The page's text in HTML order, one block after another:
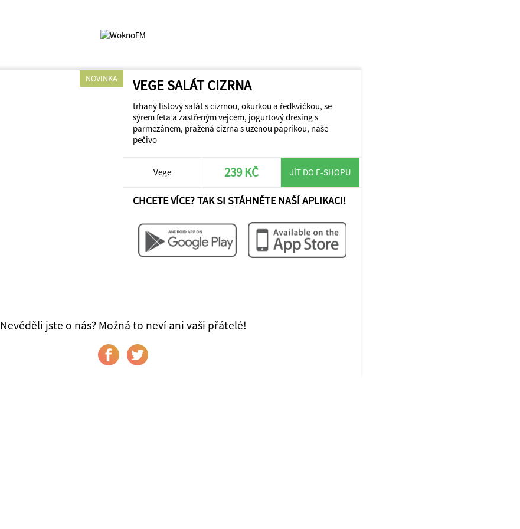
NOVINKA VEGE SALÁT CIZRNA
trhaný listový salát s cizrnou, okurkou a ředkvičkou, se
sýrem feta a zastřeným vejcem, jogurtový dresing s
parmezánem, pražená cizrna s uzenou paprikou, naše
pečivo
Vege 239 KČ JÍT DO E-SHOPU
CHCETE VÍCE? TAK SI STÁHNĚTE NAŠÍ APLIKACI!
Nevěděli jste o nás? Možná to neví ani vaši přátelé!